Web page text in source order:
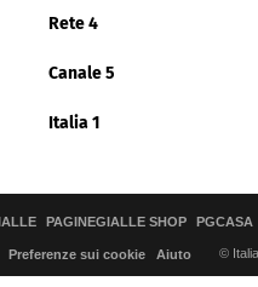
Rete 4
Canale 5
Italia 1
PAGINEGIALLE SHOP PGCASA
Preferenze sui cookie Aiuto ©